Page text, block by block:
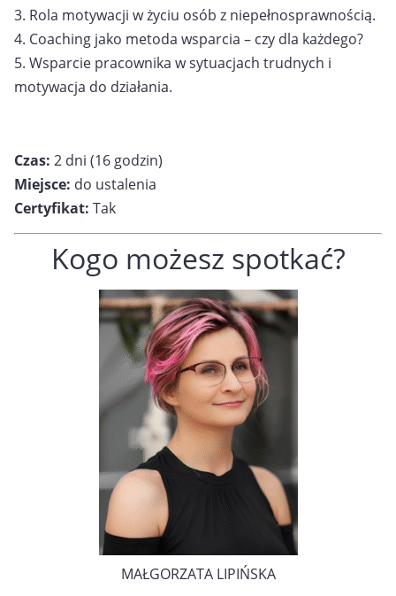
3. Rola motywacji w życiu osób z niepełnosprawnością.
4. Coaching jako metoda wsparcia – czy dla każdego?
5. Wsparcie pracownika w sytuacjach trudnych i
motywacja do działania.
Czas: 2 dni (16 godzin)
Miejsce: do ustalenia
Certyfikat: Tak
Kogo możesz spotkać?
MAŁGORZATA LIPIŃSKA